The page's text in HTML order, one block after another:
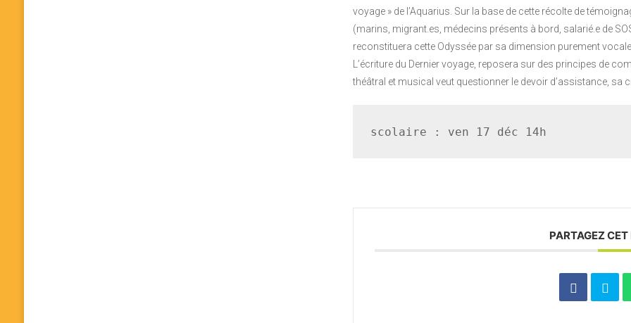
voyage » de l’Aquarius. Sur la base de cette récolte de
(marins, migrant.es, médecins présents à bord, salarié.e de
reconstituera cette Odyssée par sa dimension purement
L’écriture du Dernier voyage, reposera sur des principes de
théâtral et musical veut questionner le devoir d’assistance,
scolaire : ven 17 déc 14h
PARTAGEZ